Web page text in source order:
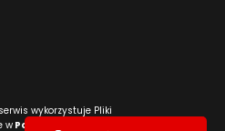
wykorzystuje Pliki
wPolityce cookies